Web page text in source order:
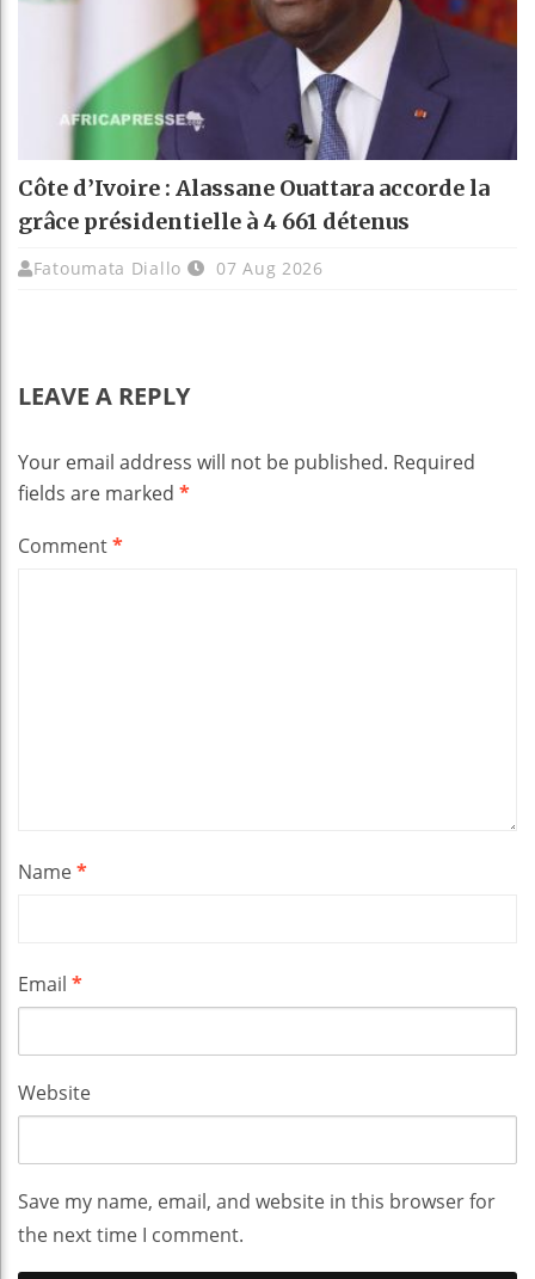
Côte d’Ivoire : Alassane Ouattara accorde la
grâce présidentielle à 4 661 détenus
Fatoumata Diallo 07 Aug 2026
LEAVE A REPLY
Your email address will not be published. Required
fields are marked *
Comment*
Name*
Email *
Website
Save my name, email, and website in this browser for
the next time I comment.